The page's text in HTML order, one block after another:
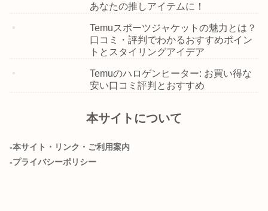
あなたの推しアイテムに！
Temuスポーツジャケットの魅力とは？
口コミ・評判でわかるおすすめポイン
トとスタイリングアイデア
Temuのハロゲンヒーター: お買い得な
安い口コミ評判とおすすめ
本サイトについて
-本サイト・リンク・ご利用案内
-プライバシーポリシー